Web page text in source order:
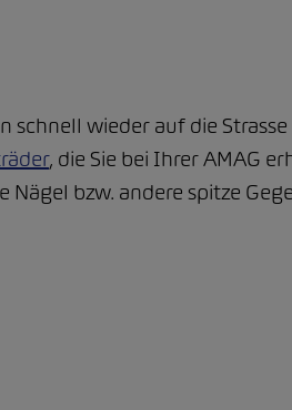
schnell wieder auf die
, die Sie bei Ihrer AMAG
bzw. andere spitze